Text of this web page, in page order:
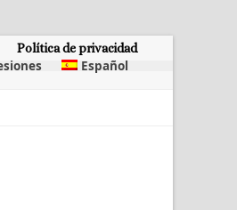
Política de privacidad
Español